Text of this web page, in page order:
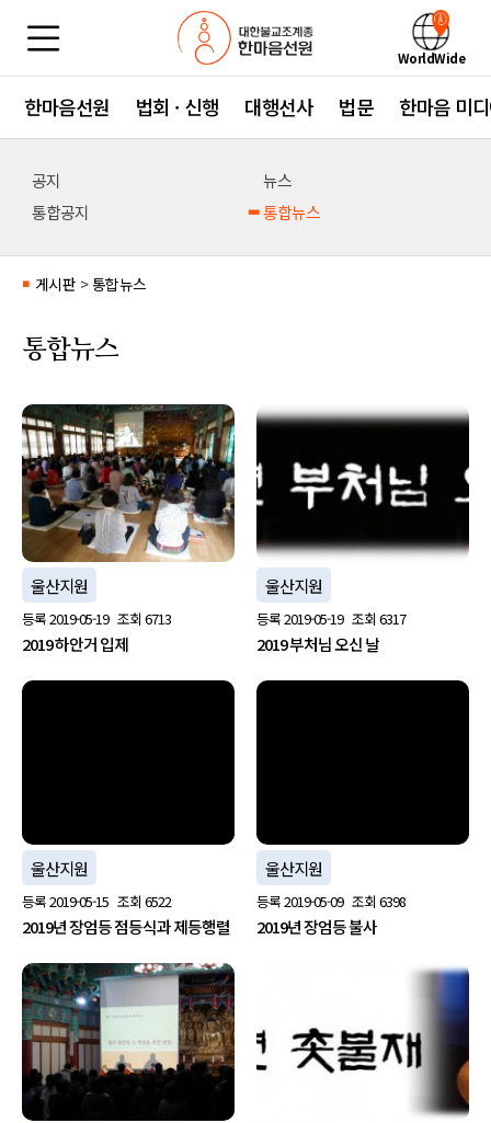
WorldWide
한마음선원 법회 · 신행 대행선사 법문 한마음 미
공지
뉴스
통합공지
통합뉴스
■ 게시판 > 통합뉴스
통합뉴스
울산지원
등록2019-05-19 조회 6713
2019 하안거 입제
울산지원
등록2019-05-19 조회 6317
2019 부처님 오신 날
울산지원
등록2019-05-15 조회 6522
2019년 장엄등 점등식과 제등행렬
울산지원
등록2019-05-09 조회 6398
2019년 장엄등 불사